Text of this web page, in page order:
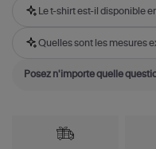
Le t-shirt est-il disponible
Quelles sont les mesures